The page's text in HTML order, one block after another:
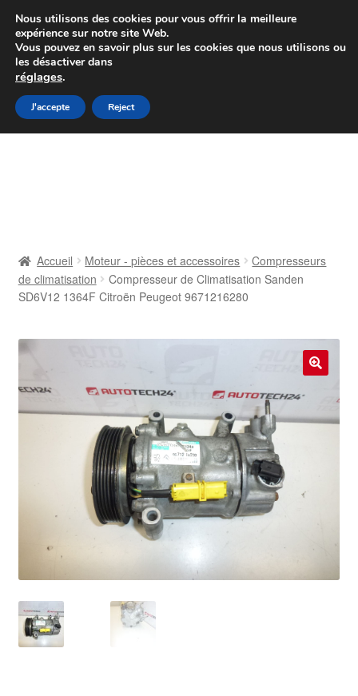
Colissimo livraison à partir de 7 EUR
Du lundi au vendredi de 9 h à 16 h
Aller
à
Aller
au
Contact
Livraison internationale
Mon compte
Politique de confidentialité
Procédure de Réclamation
Accueil Moteur - pièces et accessoires
Compresseurs
de climatisation
Compresseur de Climatisation Sanden
SD6V12 1364F Citroën Peugeot 9671216280
Nous utilisons des cookies pour vous offrir la meilleure
expérience sur notre site Web.
Vous pouvez en savoir plus sur les cookies que nous utilisons ou
les désactiver dans
réglages.
J'accepte Reject